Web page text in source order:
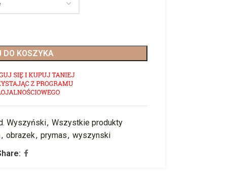
DO KOSZYKA
Wyszyński, Wszystkie produkty
, obrazek, prymas, wyszynski